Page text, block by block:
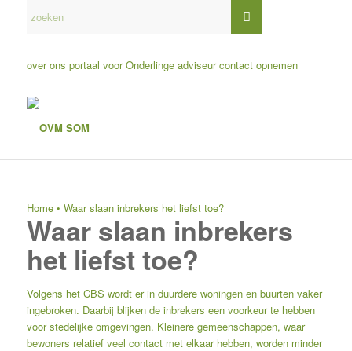
over ons portaal voor Onderlinge adviseur contact opnemen
Home• Waar slaan inbrekers het liefst toe?
Waar slaan inbrekers
het liefst toe?
Volgens het CBS wordt er in duurdere woningen en buurten vaker
ingebroken. Daarbij blijken de inbrekers een voorkeur te hebben
voor stedelijke omgevingen. Kleinere gemeenschappen, waar
bewoners relatief veel contact met elkaar hebben, worden minder